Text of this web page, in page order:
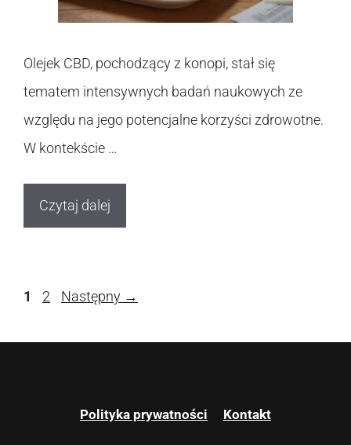
Olejek CBD, pochodzący z konopi, stał się
tematem intensywnych badań naukowych ze
względu na jego potencjalne korzyści zdrowotne.
W kontekście …
Czytaj dalej
Strona
1 Strona
2 Następny →
Polityka prywatności Kontakt